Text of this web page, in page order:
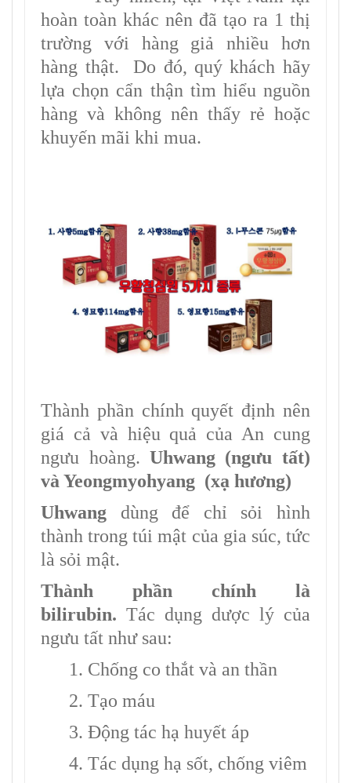
hoàn toàn khác nên đã tạo ra 1 thị
trường với hàng giả nhiều hơn
hàng thật. Do đó, quý khách hãy
lựa chọn cẩn thận tìm hiểu nguồn
hàng và không nên thấy rẻ hoặc
khuyến mãi khi mua.
Thành phần chính quyết định nên
giá cả và hiệu quả của An cung
ngưu hoàng. Uhwang (ngưu tất)
và Yeongmyohyang (xạ hương)
Uhwang dùng để chỉ sỏi hình
thành trong túi mật của gia súc, tức
là sỏi mật.
Thành phần chính là
bilirubin.Tác dụng dược lý của
ngưu tất như sau:
1. Chống co thắt và an thần
2. Tạo máu
3. Động tác hạ huyết áp
4. Tác dụng hạ sốt, chống viêm